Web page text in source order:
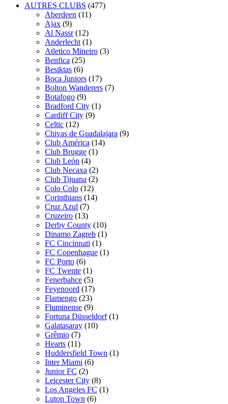
AUTRES CLUBS (477)
Aberdeen (11)
Ajax (9)
Al Nassr (12)
Anderlecht (1)
Atletico Mineiro (3)
Benfica (25)
Besiktas (6)
Boca Juniors (17)
Bolton Wanderers (7)
Botafogo (9)
Bradford City (1)
Cardiff City (9)
Celtic (12)
Chivas de Guadalajara (9)
Club América (14)
Club Brugge (1)
Club León (4)
Club Necaxa (2)
Club Tijuana (2)
Colo Colo (12)
Corinthians (14)
Cruz Azul (7)
Cruzeiro (13)
Derby County (10)
Dinamo Zagreb (1)
FC Cincinnati (1)
FC Copenhague (1)
FC Porto (6)
FC Twente (1)
Fenerbahce (5)
Feyenoord (17)
Flamengo (23)
Fluminense (9)
Fortuna Düsseldorf (1)
Galatasaray (10)
Grêmio (7)
Hearts (11)
Huddersfield Town (1)
Inter Miami (6)
Junior FC (2)
Leicester City (8)
Los Angeles FC (1)
Luton Town (6)